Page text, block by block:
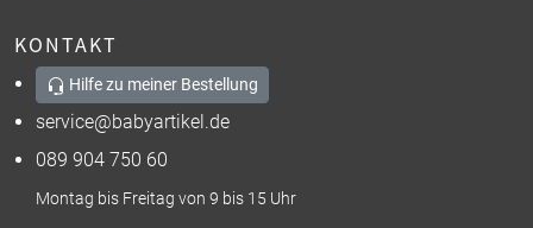
KONTAKT
Hilfe zu meiner Bestellung
service@babyartikel.de
089 904 750 60
Montag bis Freitag von 9 bis 15 Uhr